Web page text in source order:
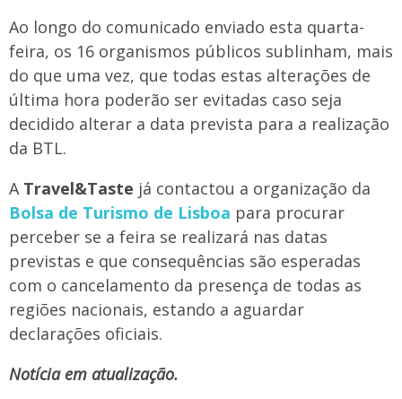
Ao longo do comunicado enviado esta quarta-
feira, os 16 organismos públicos sublinham, mais
do que uma vez, que todas estas alterações de
última hora poderão ser evitadas caso seja
decidido alterar a data prevista para a realização
da BTL.
A Travel&Taste já contactou a organização da
Bolsa de Turismo de Lisboa para procurar
perceber se a feira se realizará nas datas
previstas e que consequências são esperadas
com o cancelamento da presença de todas as
regiões nacionais, estando a aguardar
declarações oficiais.
Notícia em atualização.